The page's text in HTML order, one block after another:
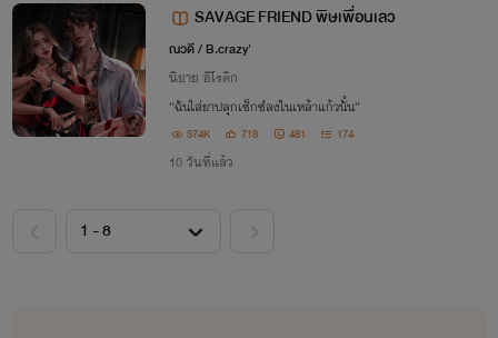
SAVAGE FRIEND พิษเพื่อนเลว
ณวดี / B.crazy'
นิยาย อีโรติก
“ฉันใส่ยาปลุกเซ็กซ์ลงในเหล้าแก้วนั้น”
374K 718 481 174
10 วันที่แล้ว